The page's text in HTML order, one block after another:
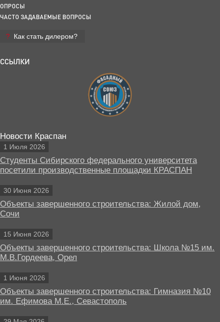
ОПРОСЫ
ЧАСТО ЗАДАВАЕМЫЕ ВОПРОСЫ
Как стать дилером?
ССЫЛКИ
Новости Краспан
1 Июля 2026
Студенты Сибирского федерального университета
посетили производственные площадки КРАСПАН
30 Июня 2026
Объекты завершенного строительства: Жилой дом,
Сочи
15 Июня 2026
Объекты завершенного строительства: Школа №15 им.
М.В.Гордеева, Орел
1 Июня 2026
Объекты завершенного строительства: Гимназия №10
им. Ефимова М.Е., Севастополь